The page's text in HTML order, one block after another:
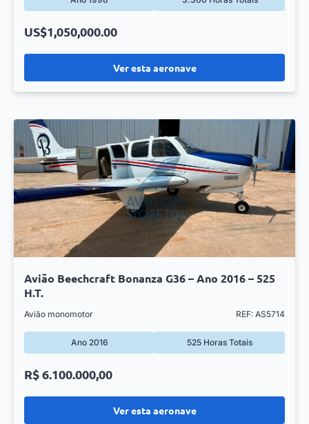
Ver esta aeronave
US$1,050,000.00
Avião Beechcraft Bonanza G36 – Ano 2016 – 525
H.T.
Avião monomotor REF: AS5714
Ano 2016 525 Horas Totais
Ver esta aeronave
R$ 6.100.000,00